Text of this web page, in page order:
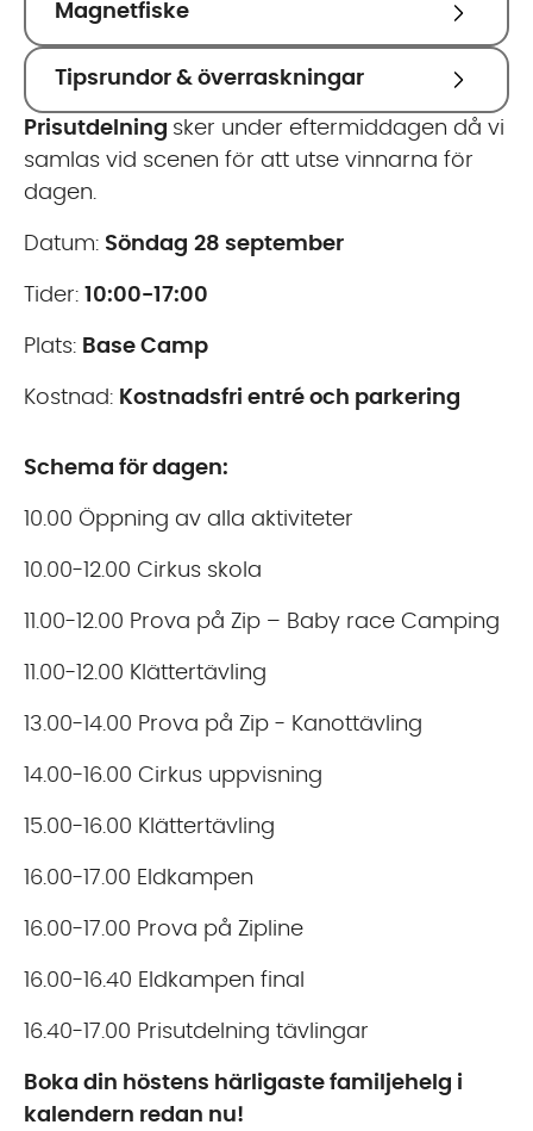
Magnetfiske
Tipsrundor & överraskningar
Prisutdelning sker under eftermiddagen då vi
samlas vid scenen för att utse vinnarna för
dagen.
Datum: Söndag 28 september
Tider: 10:00-17:00
Plats: Base Camp
Kostnad: Kostnadsfri entré och parkering
Schema för dagen:
10.00 Öppning av alla aktiviteter
10.00-12.00 Cirkus skola
11.00-12.00 Prova på Zip – Baby race Camping
11.00-12.00 Klättertävling
13.00-14.00 Prova på Zip - Kanottävling
14.00-16.00 Cirkus uppvisning
15.00-16.00 Klättertävling
16.00-17.00 Eldkampen
16.00-17.00 Prova på Zipline
16.00-16.40 Eldkampen final
16.40-17.00 Prisutdelning tävlingar
Boka din höstens härligaste familjehelg i
kalendern redan nu!